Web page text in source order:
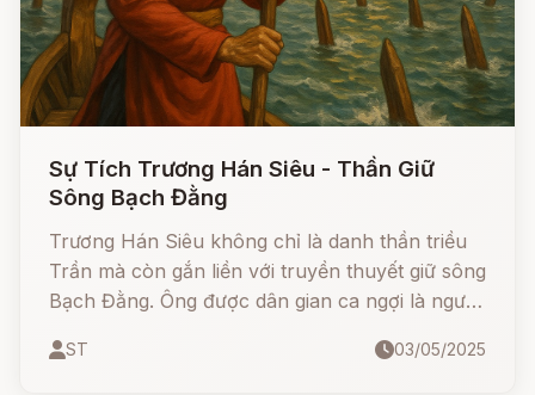
Sự Tích Trương Hán Siêu - Thần Giữ
Sông Bạch Đằng
Trương Hán Siêu không chỉ là danh thần triều
Trần mà còn gắn liền với truyền thuyết giữ sông
Bạch Đằng. Ông được dân gian ca ngợi là người
hóa thân thành thần linh trấn giữ giang sơn Đại
ST 03/05/2025